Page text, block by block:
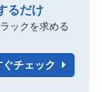
るだけ
ックを求める
ぐチェック